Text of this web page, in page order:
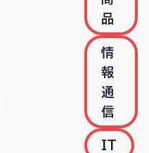
品
情
報
通
信
IT